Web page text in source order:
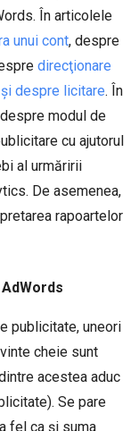
În articolele
unui cont, despre
direcţionare
despre licitare. În
modul de
cu ajutorul
al urmăririi
De asemenea,
rapoartelor
publicitate, uneori
cheie sunt
acestea aduc
Se pare
fel ca şi suma